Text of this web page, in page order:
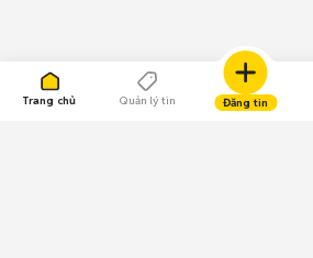
Trang chủ Quản lý tin Đăng tin